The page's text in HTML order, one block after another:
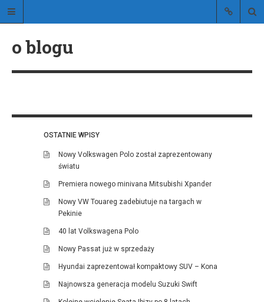
Stylistic
blog o stylowych samochodach
STRONA GŁÓWNA
o blogu
OSTATNIE WPISY
Nowy Volkswagen Polo został zaprezentowany
światu
Premiera nowego minivana Mitsubishi Xpander
Nowy VW Touareg zadebiutuje na targach w
Pekinie
40 lat Volkswagena Polo
Nowy Passat już w sprzedaży
Hyundai zaprezentował kompaktowy SUV – Kona
Najnowsza generacja modelu Suzuki Swift